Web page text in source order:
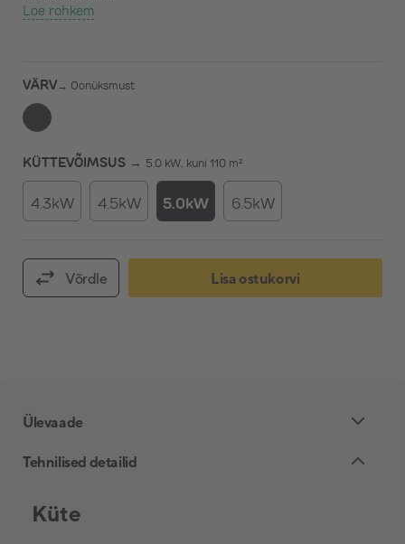
Loe rohkem
VÄRV→ Oonüksmust
KÜTTEVÕIMSUS → 5.0 kW, kuni 110 m²
4.3kW 4.5kW 5.0kW 6.5kW
Võrdle Lisa ostukorvi
Ülevaade
Daikin Emura
Tehnilised detailid
Küte